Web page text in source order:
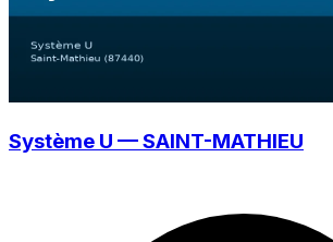
Système U — SAINT-MATHIEU